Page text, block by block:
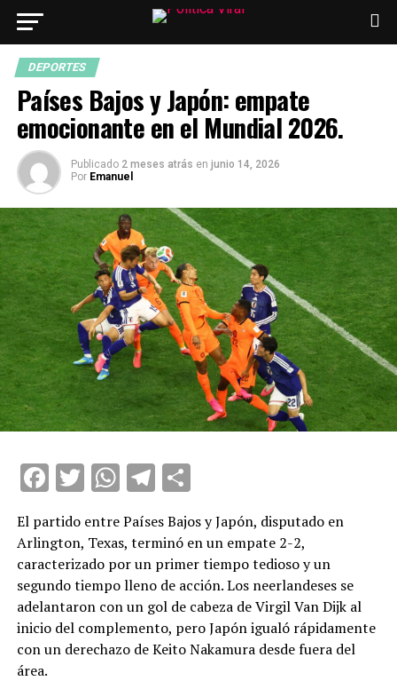
DEPORTES
Países Bajos y Japón: empate
emocionante en el Mundial 2026.
Publicado 2 meses atrás en junio 14, 2026
Por Emanuel
Facebook
Twitter
WhatsApp
Telegram
Compartir
El partido entre Países Bajos y Japón, disputado en
Arlington, Texas, terminó en un empate 2-2,
caracterizado por un primer tiempo tedioso y un
segundo tiempo lleno de acción. Los neerlandeses se
adelantaron con un gol de cabeza de Virgil Van Dijk al
inicio del complemento, pero Japón igualó rápidamente
con un derechazo de Keito Nakamura desde fuera del
área.